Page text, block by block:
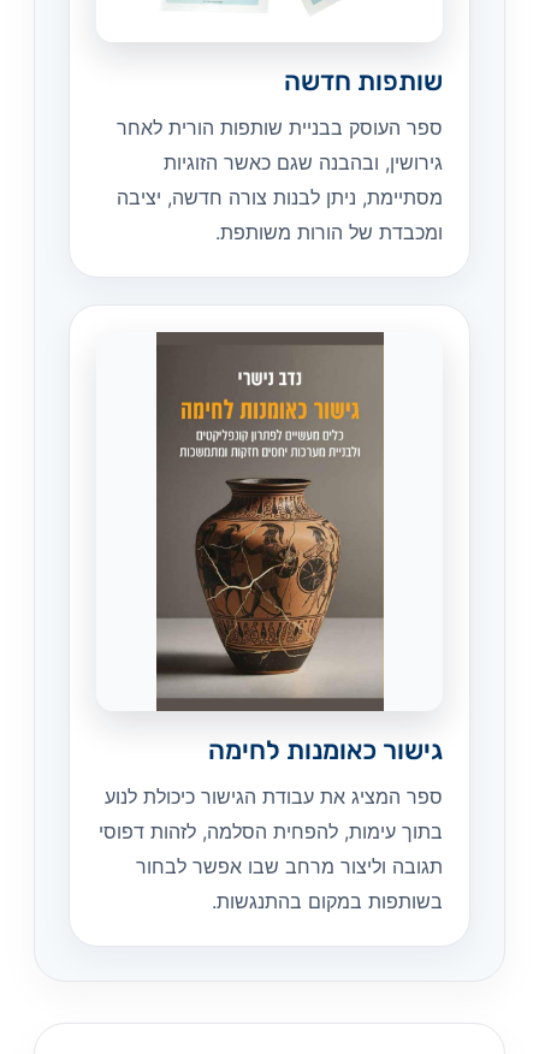
שותפות חדשה
ספר העוסק בבניית שותפות הורית לאחר
גירושין, ובהבנה שגם כאשר הזוגיות
מסתיימת, ניתן לבנות צורה חדשה, יציבה
ומכבדת של הורות משותפת.
גישור כאומנות לחימה
ספר המציג את עבודת הגישור כיכולת לנוע
בתוך עימות, להפחית הסלמה, לזהות דפוסי
תגובה וליצור מרחב שבו אפשר לבחור
בשותפות במקום בהתנגשות.